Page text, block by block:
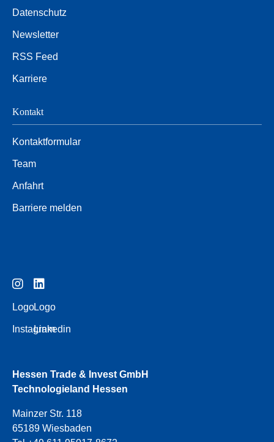
Datenschutz
Newsletter
RSS Feed
Karriere
Kontakt
Kontaktformular
Team
Anfahrt
Barriere melden
Logo
Instagram
Logo
Linkedin
Hessen Trade & Invest GmbH
Technologieland Hessen
Mainzer Str. 118
65189 Wiesbaden